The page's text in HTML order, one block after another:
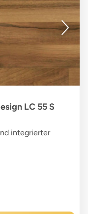
LC 55 S
integrierter